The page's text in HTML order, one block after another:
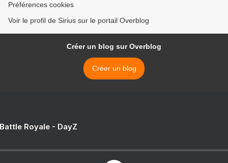
Préférences cookies
Voir le profil de Sirius sur le portail Overblog
Créer un blog sur Overblog
Créer un blog
Royale - DayZ